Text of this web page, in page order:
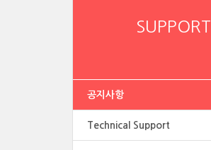
SUPPORT
공지사항
Technical Support